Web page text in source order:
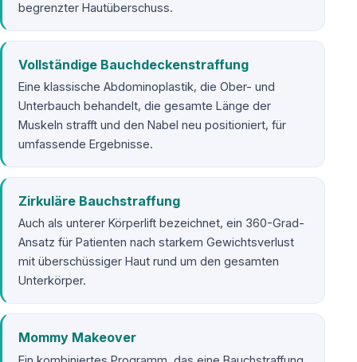
begrenzter Hautüberschuss.
Vollständige Bauchdeckenstraffung
Eine klassische Abdominoplastik, die Ober- und
Unterbauch behandelt, die gesamte Länge der
Muskeln strafft und den Nabel neu positioniert, für
umfassende Ergebnisse.
Zirkuläre Bauchstraffung
Auch als unterer Körperlift bezeichnet, ein 360-Grad-
Ansatz für Patienten nach starkem Gewichtsverlust
mit überschüssiger Haut rund um den gesamten
Unterkörper.
Mommy Makeover